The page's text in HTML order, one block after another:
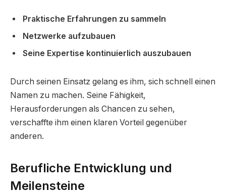
Praktische Erfahrungen zu sammeln
Netzwerke aufzubauen
Seine Expertise kontinuierlich auszubauen
Durch seinen Einsatz gelang es ihm, sich schnell einen
Namen zu machen. Seine Fähigkeit,
Herausforderungen als Chancen zu sehen,
verschaffte ihm einen klaren Vorteil gegenüber
anderen.
Berufliche Entwicklung und
Meilensteine